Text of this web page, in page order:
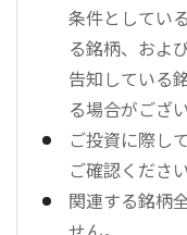
条件としてい
る銘柄、およ
告知している
る場合がござ
ご投資に際し
ご確認ください
関連する銘柄